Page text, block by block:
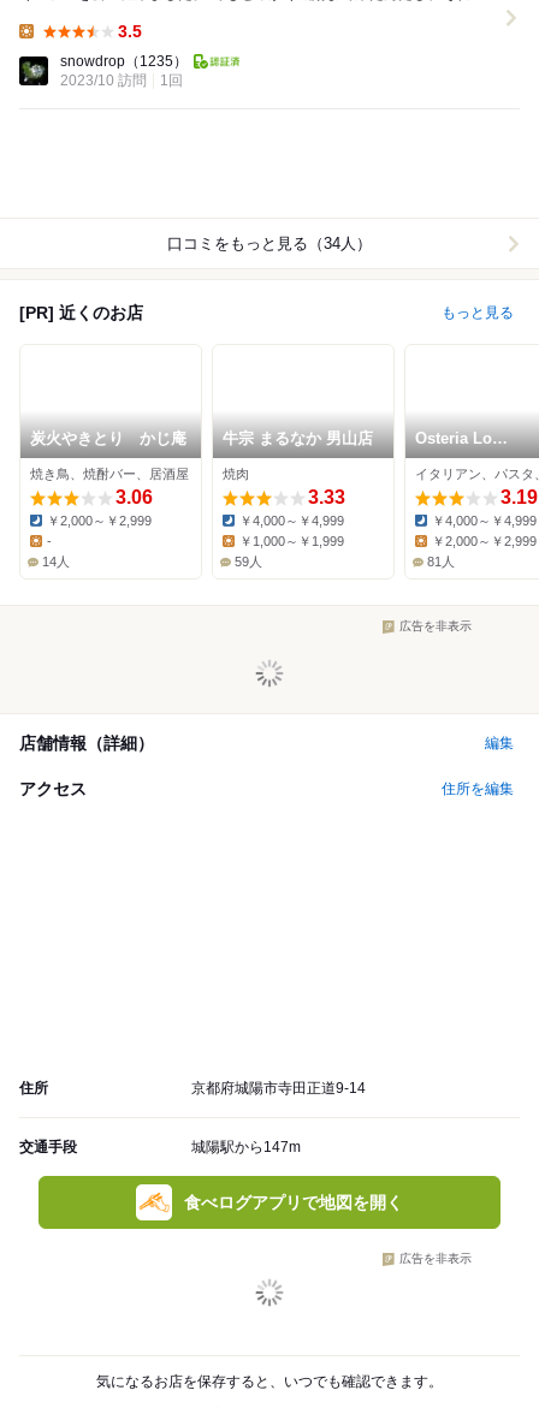
3.5
snowdrop （1235）
2023/10 訪問
1回
口コミをもっと見る（34人）
[PR] 近くのお店 もっと見る
炭火やきとり かじ庵
焼き鳥、焼酎バー、居酒屋
3.06
Dinner:
￥2,000～￥2,999
Lunch:
-
14人
牛宗 まるなか 男山店
焼肉
3.33
Dinner:
￥4,000～￥4,999
Lunch:
￥1,000～￥1,999
59人
Osteria Lo
Stuzzichino
3.19
Dinner:
￥4,000～￥4,999
Lunch:
￥2,000～￥2,999
81人
広告を非表示
店舗情報（詳細） 編集
アクセス 住所を編集
住所 京都府城陽市寺田正道9-14
交通手段 城陽駅から147m
食べログアプリで地図を開く
広告を非表示
気になるお店を保存すると、いつでも確認できます。